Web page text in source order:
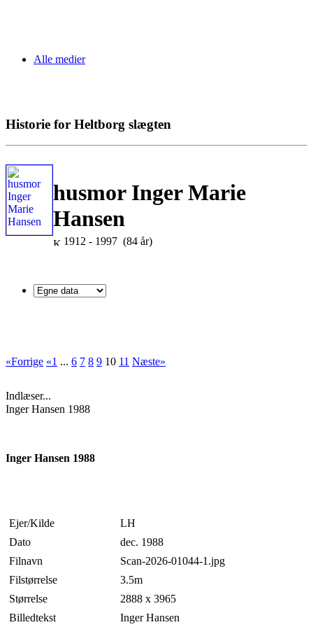
Alle medier
Historie for Heltborg slægten
husmor Inger Marie
Hansen
1912 - 1997 (84 år)
«Forrige «1 ... 6 7 8 9 10 11 Næste»
Indlæser...
Inger Hansen 1988
Inger Hansen 1988
Ejer/Kilde
LH
Dato
dec. 1988
Filnavn
Scan-2026-01044-1.jpg
Filstørrelse
3.5m
Størrelse
2888 x 3965
Billedtekst
Inger Hansen